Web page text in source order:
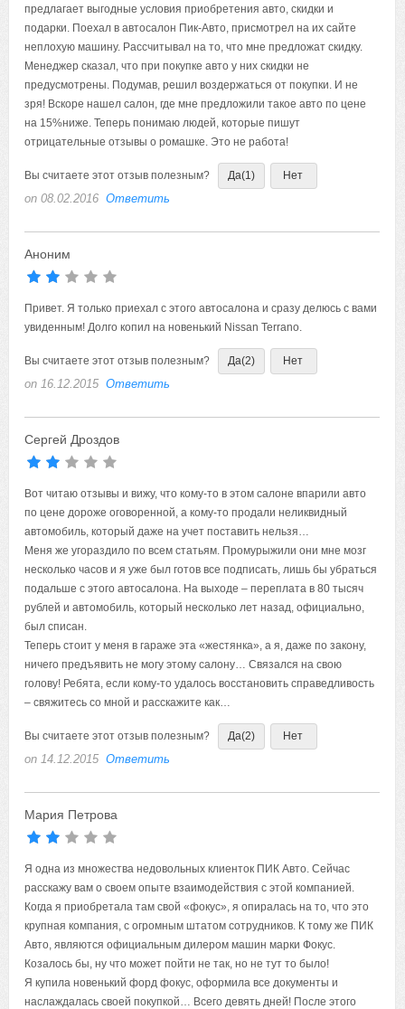
предлагает выгодные условия приобретения авто, скидки и
подарки. Поехал в автосалон Пик-Авто, присмотрел на их сайте
неплохую машину. Рассчитывал на то, что мне предложат скидку.
Менеджер сказал, что при покупке авто у них скидки не
предусмотрены. Подумав, решил воздержаться от покупки. И не
зря! Вскоре нашел салон, где мне предложили такое авто по цене
на 15%ниже. Теперь понимаю людей, которые пишут
отрицательные отзывы о ромашке. Это не работа!
Вы считаете этот отзыв полезным? Да(1) Нет
on 08.02.2016 Ответить
Аноним
Привет.
Вы считаете этот отзыв полезным? Да(2) Нет
on 16.12.2015 Ответить
Сергей Дроздов
Вот читаю отзывы и вижу, что кому-то в этом салоне впарили авто
по цене дороже оговоренной, а кому-то продали неликвидный
автомобиль, который даже на учет поставить нельзя…
Меня же угораздило по всем статьям. Промурыжили они мне мозг
несколько часов и я уже был готов все подписать, лишь бы убраться
подальше с этого автосалона. На выходе – переплата в 80 тысяч
рублей и автомобиль, который несколько лет назад, официально,
был списан.
Теперь стоит у меня в гараже эта «жестянка», а я, даже по закону,
ничего предъявить не могу этому салону… Связался на свою
голову! Ребята, если кому-то удалось восстановить справедливость
– свяжитесь со мной и расскажите как…
Вы считаете этот отзыв полезным? Да(2) Нет
on 14.12.2015 Ответить
Мария Петрова
Я одна из множества недовольных клиенток ПИК Авто. Сейчас
расскажу вам о своем опыте взаимодействия с этой компанией.
Когда я приобретала там свой «фокус», я опиралась на то, что это
крупная компания, с огромным штатом сотрудников. К тому же ПИК
Авто, являются официальным дилером машин марки Фокус.
Козалось бы, ну что может пойти не так, но не тут то было!
Я купила новенький форд фокус, оформила все документы и
наслаждалась своей покупкой… Всего девять дней! После этого